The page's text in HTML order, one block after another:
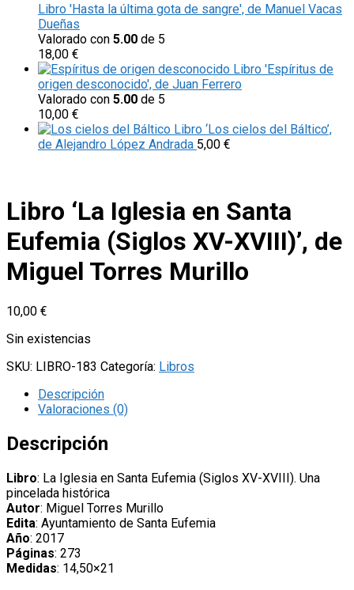
Libro 'Hasta la última gota de sangre', de Manuel Vacas
Dueñas
Valorado con 5.00 de 5
18,00 €
Libro 'Espíritus de
origen desconocido', de Juan Ferrero
Valorado con 5.00 de 5
10,00 €
Libro ‘Los cielos del Báltico’,
de Alejandro López Andrada 5,00 €
Libro ‘La Iglesia en Santa
Eufemia (Siglos XV-XVIII)’, de
Miguel Torres Murillo
10,00 €
Sin existencias
SKU: LIBRO-183 Categoría: Libros
Descripción
Valoraciones (0)
Descripción
Libro: La Iglesia en Santa Eufemia (Siglos XV-XVIII). Una
pincelada histórica
Autor: Miguel Torres Murillo
Edita: Ayuntamiento de Santa Eufemia
Año: 2017
Páginas: 273
Medidas: 14,50×21